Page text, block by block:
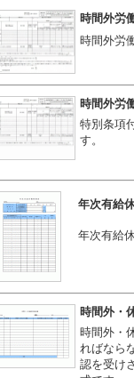
時間外労
時間外労
時間外労
特別条項
す。
年次有給
年次有給
時間外・
時間外・
ればなら
認を受け